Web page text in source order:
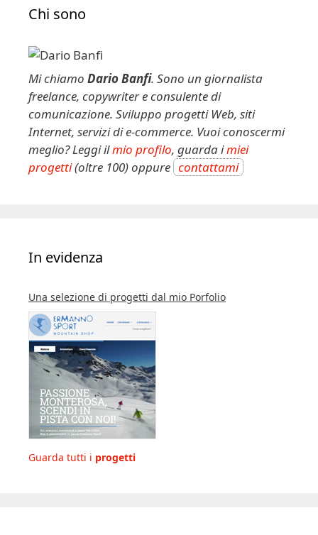
v
Chi sono
Mi chiamo Dario Banfi. Sono un giornalista
freelance, copywriter e consulente di
comunicazione. Sviluppo progetti Web, siti
Internet, servizi di e-commerce. Vuoi conoscermi
meglio? Leggi ilmio profilo, guarda imiei
progetti(oltre 100) oppure contattami
In evidenza
Una selezione di progetti dal mio Porfolio
Guarda tutti i progetti